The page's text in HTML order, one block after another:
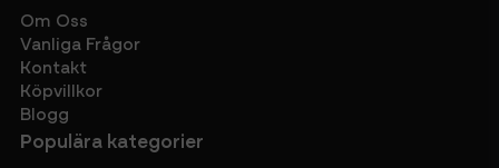
Om Oss
Vanliga Frågor
Kontakt
Köpvillkor
Blogg
Populära kategorier